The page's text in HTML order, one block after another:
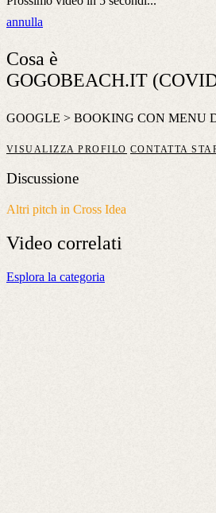
annulla
Cosa è
GOGOBEACH.IT
GOOGLE > BOOKING CON MENU
VISUALIZZA PROFILO CONTATTA
Discussione
Altri pitch in Cross Idea
Video correlati
Esplora la categoria